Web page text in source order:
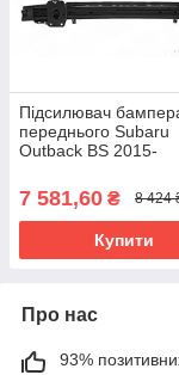
Підсилювач
переднього Subaru
Outback BS 2015-
7 581,60 ₴ 8 424
Купити
Про нас
93%